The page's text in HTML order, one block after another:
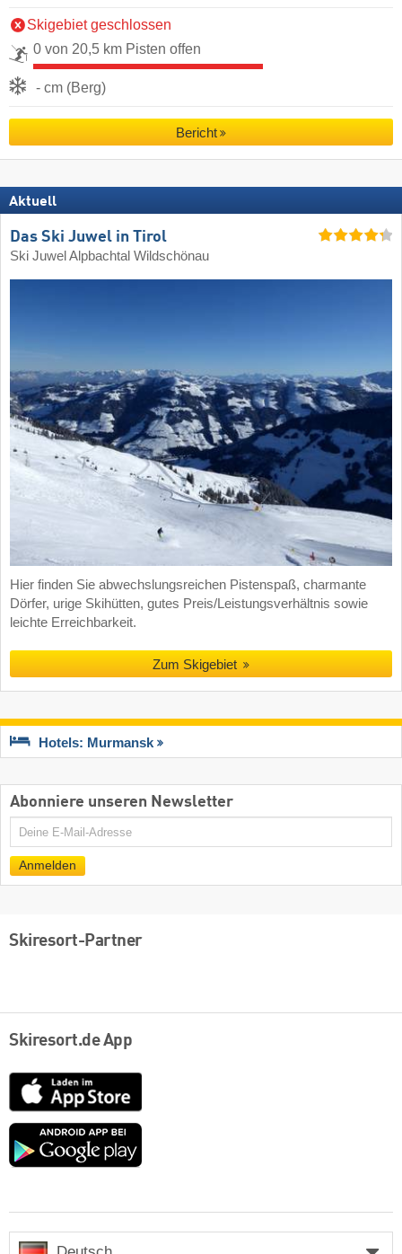
Skigebiet geschlossen
0 von 20,5 km Pisten offen
- cm (Berg)
Bericht
Aktuell
Das Ski Juwel in Tirol
Ski Juwel Alpbachtal Wildschönau
Hier finden Sie abwechslungsreichen Pistenspaß, charmante
Dörfer, urige Skihütten, gutes Preis/Leistungsverhältnis sowie
leichte Erreichbarkeit.
Zum Skigebiet
Hotels: Murmansk
Abonniere unseren Newsletter
E-
Anmelden
Skiresort-Partner
Skiresort.de App
App
Store
Google